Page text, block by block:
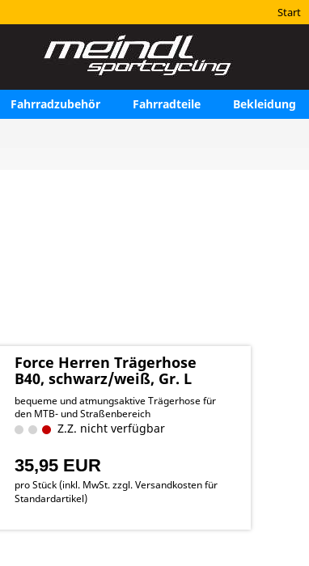
Start
Fahrradzubehör Fahrradteile Bekleidung
Force Herren Trägerhose
B40, schwarz/weiß, Gr. L
bequeme und atmungsaktive Trägerhose für
den MTB- und Straßenbereich
Z.Z. nicht verfügbar
35,95 EUR
pro Stück (inkl. MwSt. zzgl.Versandkosten für
Standardartikel)